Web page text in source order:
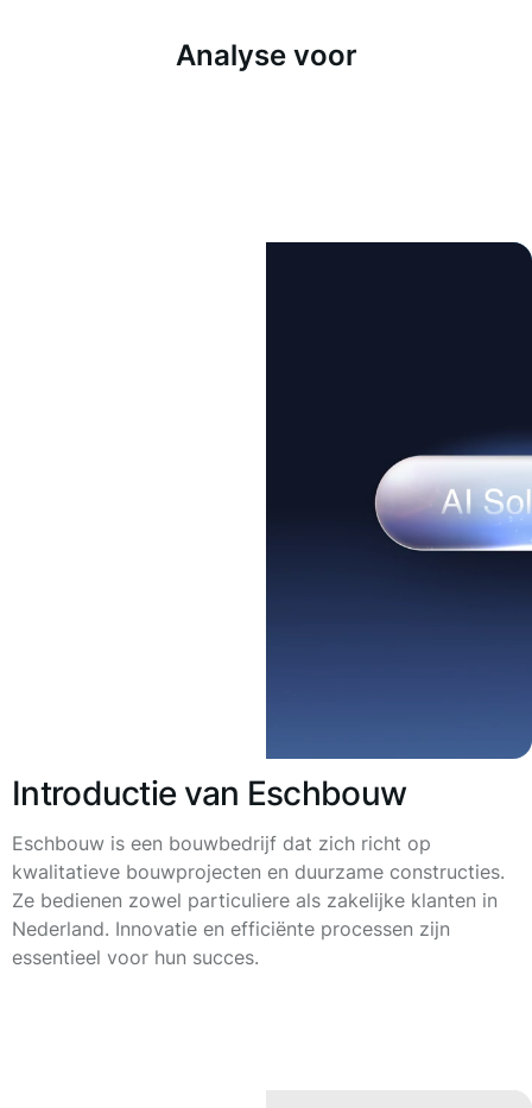
Analyse voor
Introductie van Eschbouw
Eschbouw is een bouwbedrijf dat zich richt op
kwalitatieve bouwprojecten en duurzame constructies.
Ze bedienen zowel particuliere als zakelijke klanten in
Nederland. Innovatie en efficiënte processen zijn
essentieel voor hun succes.